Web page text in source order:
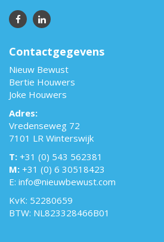
Contactgegevens
Nieuw Bewust
Bertie Houwers
Joke Houwers
Adres:
Vredenseweg 72
7101 LR Winterswijk
T: +31 (0) 543 562381
M: +31 (0) 6 30518423
E: info@nieuwbewust.com
KvK: 52280659
BTW: NL823328466B01